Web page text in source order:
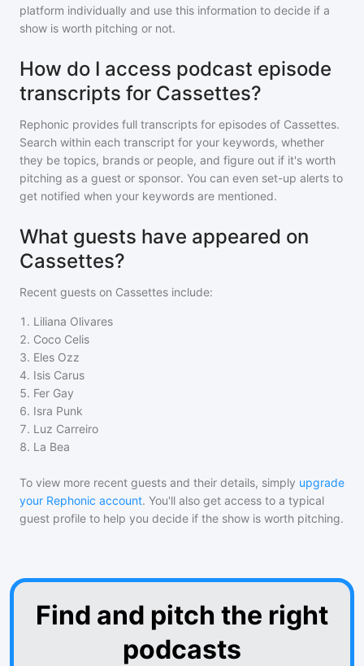
platform individually and use this information to decide if a
show is worth pitching or not.
How do I access podcast episode
transcripts for Cassettes?
Rephonic provides full transcripts for episodes of Cassettes.
Search within each transcript for your keywords, whether
they be topics, brands or people, and figure out if it's worth
pitching as a guest or sponsor. You can even set-up alerts to
get notified when your keywords are mentioned.
What guests have appeared on
Cassettes?
Recent guests on Cassettes include:
1 . Liliana Olivares
2. Coco Celis
3. Eles Ozz
4. Isis Carus
5. Fer Gay
6. Isra Punk
7. Luz Carreiro
8. La Bea
To view more recent guests and their details, simply upgrade
your Rephonic account. You'll also get access to a typical
guest profile to help you decide if the show is worth pitching.
Find and pitch the right
podcasts